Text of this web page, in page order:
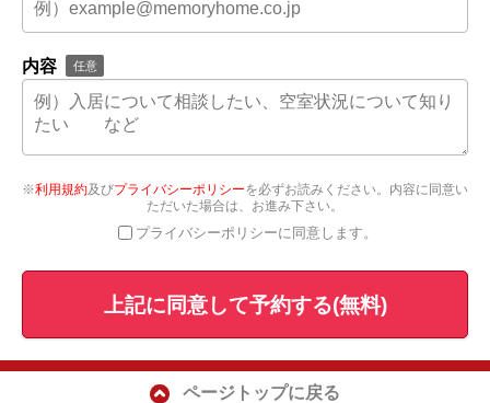
内容 任意
※利用規約及びプライバシーポリシーを必ずお読みください。内容に同意い
ただいた場合は、お進み下さい。
プライバシーポリシーに同意します。
上記に同意して予約する(無料)
ページトップに戻る